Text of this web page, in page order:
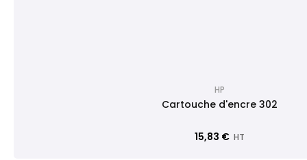
HP
Cartouche d'encre 302
15,83 € HT